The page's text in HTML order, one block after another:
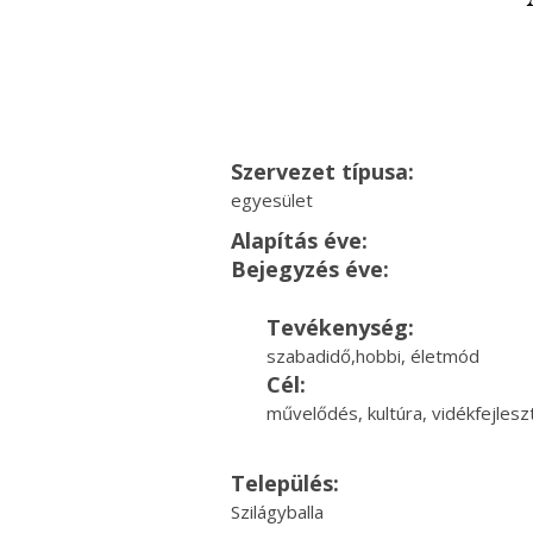
Szervezet típusa:
egyesület
Alapítás éve:
Bejegyzés éve:
Tevékenység:
szabadidő,hobbi, életmód
Cél:
művelődés, kultúra,
Település:
Szilágyballa